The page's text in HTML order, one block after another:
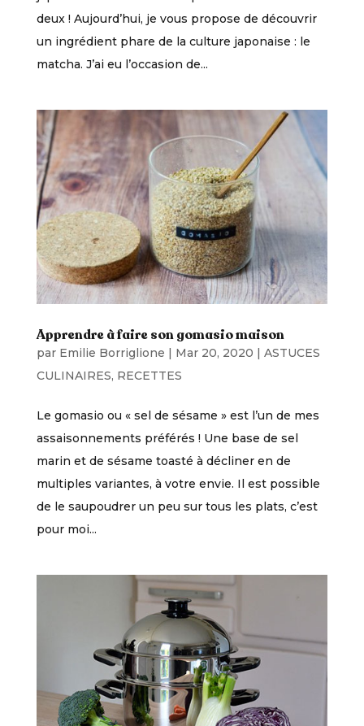
deux ! Aujourd’hui, je vous propose de découvrir
un ingrédient phare de la culture japonaise : le
matcha. J’ai eu l’occasion de...
Apprendre à faire son gomasio maison
par Emilie Borriglione | Mar 20, 2020 | ASTUCES
CULINAIRES, RECETTES
Le gomasio ou « sel de sésame » est l’un de mes
assaisonnements préférés ! Une base de sel
marin et de sésame toasté à décliner en de
multiples variantes, à votre envie. Il est possible
de le saupoudrer un peu sur tous les plats, c’est
pour moi...